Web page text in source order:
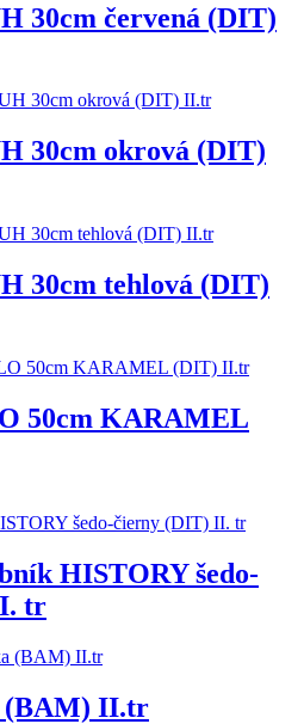
30cm červená (DIT)
30cm okrová (DIT)
30cm tehlová (DIT)
50cm KARAMEL
HISTORY šedo-
tr
(BAM) II.tr